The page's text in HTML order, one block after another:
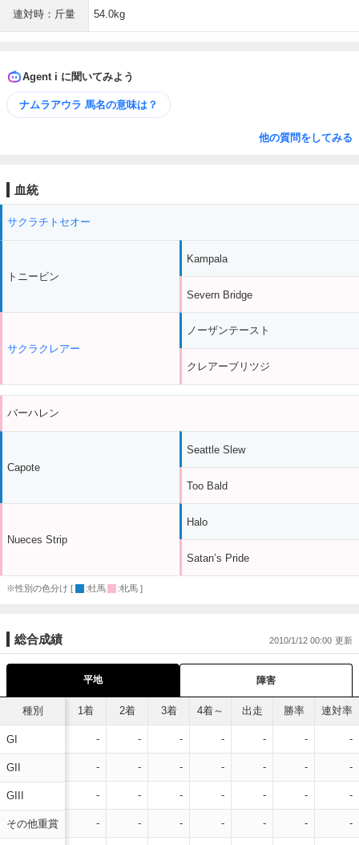
連対時：斤量 54.0kg
Agent i に聞いてみよう
ナムラアウラ 馬名の意味は？
他の質問をしてみる
血統
サクラチトセオー
トニービン
サクラクレアー
Kampala
Severn Bridge
ノーザンテースト
クレアーブリツジ
バーハレン
Capote
Nueces Strip
Seattle Slew
Too Bald
Halo
Satan’s Pride
※性別の色分け [ :牡馬 :牝馬 ]
総合成績 2010/1/12 00:00
平地 障害
種別
GI
GII
GIII
その他重賞
1着 2着 3着 4着～ 出走 勝率 連対率
- - - - - - -
- - - - - - -
- - - - - - -
- - - - - - -